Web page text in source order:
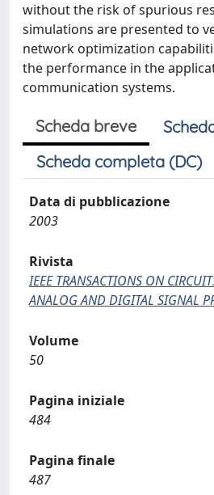
without the risk of spurious
simulations are presented to
network optimization
the performance in the
communication systems.
Scheda breve
Scheda completa (DC)
Data di pubblicazione
2003
Rivista
IEEE TRANSACTIONS ON
ANALOG AND DIGITAL SIGNAL
Volume
50
Pagina iniziale
484
Pagina finale
487